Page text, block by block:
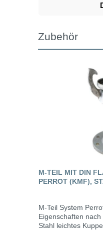
Zubehör
M-TEIL MIT DIN
PERROT (KMF),
M-Teil System
Eigenschaften nach DIN 2576 aus verzinktem
Stahl leichtes